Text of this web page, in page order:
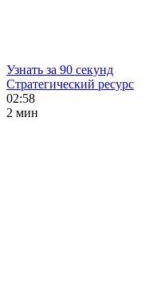
Узнать за 90 секунд
Стратегический ресурс
02:58
2 мин